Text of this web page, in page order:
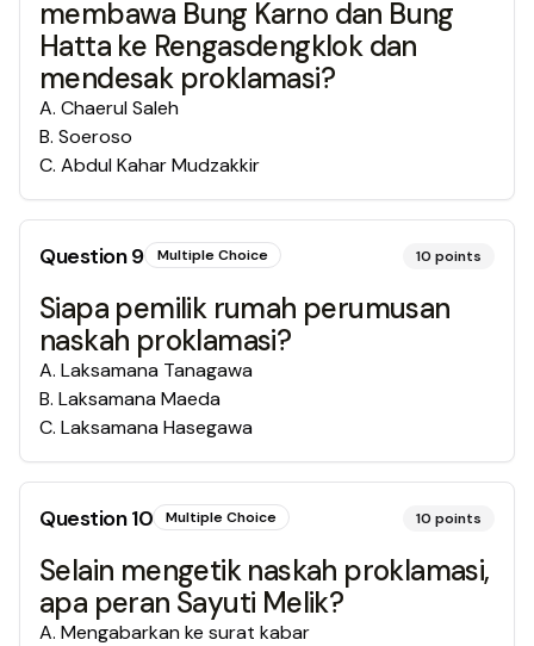
membawa Bung Karno dan Bung
Hatta ke Rengasdengklok dan
mendesak proklamasi?
A. Chaerul Saleh
B. Soeroso
C. Abdul Kahar Mudzakkir
Question9 Multiple Choice 10 points
Siapa pemilik rumah perumusan
naskah proklamasi?
A. Laksamana Tanagawa
B. Laksamana Maeda
C. Laksamana Hasegawa
Question10 Multiple Choice 10 points
Selain mengetik naskah proklamasi,
apa peran Sayuti Melik?
A. Mengabarkan ke surat kabar